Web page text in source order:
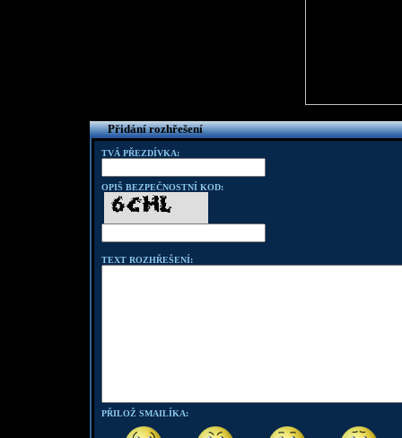
Přidání rozhřešení
TVÁ PŘEZDÍVKA:
OPIŠ BEZPEČNOSTNÍ KOD:
TEXT ROZHŘEŠENÍ:
PŘILOŽ SMAILÍKA: